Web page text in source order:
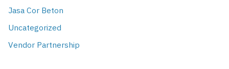
Jasa Cor Beton
Uncategorized
Vendor Partnership